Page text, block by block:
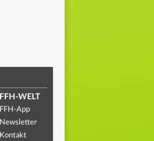
FFH-WELT
FFH-App
Newsletter
Kontakt